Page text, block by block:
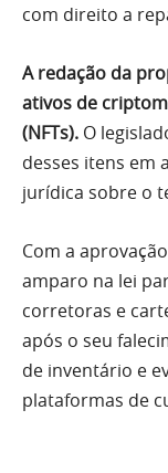
com direito a
A redação da
ativos de
(NFTs). O
desses itens em
jurídica sobre o
Com a
amparo na lei
corretoras e
após o seu
de inventário e
plataformas de